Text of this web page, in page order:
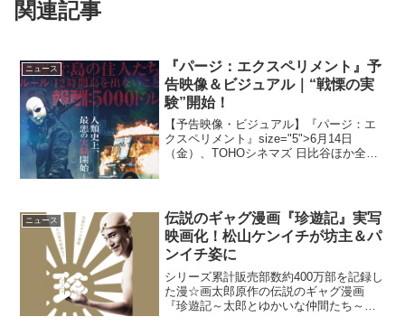
関連記事
ニュース
『パージ：エクスペリメント』予
告映像＆ビジュアル｜“戦慄の実
験”開始！
【予告映像・ビジュアル】『パージ：エ
クスペリメント』size="5">6月14日
（金）、TOHOシネマズ 日比谷ほか全国
リメント...
ニュース
伝説のギャグ漫画『珍遊記』実写
映画化！松山ケンイチが坊主＆パ
ンイチ姿に
シリーズ累計販売部数約400万部を記録し
た漫☆画太郎原作の伝説のギャグ漫画
『珍遊記～太郎とゆかいな仲間たち～』